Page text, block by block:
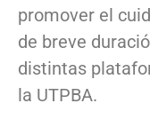
promover el
de breve
distintas
la UTPBA.